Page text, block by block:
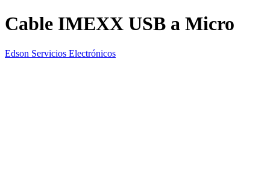
Cable IMEXX USB a Micro
Edson Servicios Electrónicos